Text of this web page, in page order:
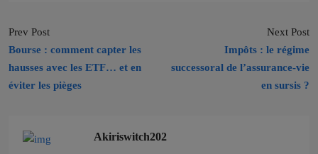
Prev Post
Bourse : comment capter les
hausses avec les ETF… et en
éviter les pièges
Next Post
Impôts : le régime
successoral de l’assurance-vie
en sursis ?
Akiriswitch202